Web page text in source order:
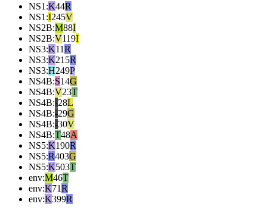
NS1 :K44R
NS1 :I245V
NS2B:M88I
NS2B:V119I
NS3:K11R
NS3:K215R
NS3:H249P
NS4B:S14G
NS4B:V23T
NS4B:-28L
NS4B:-29G
NS4B:-30V
NS4B:T48A
NS5:K190R
NS5:R403G
NS5:K503T
env:M46T
env:K71R
env:K399R